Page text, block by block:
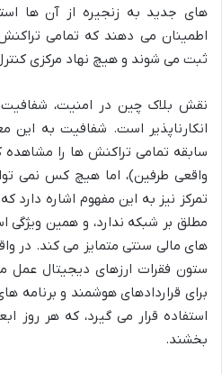
های جدید به زنجیره از آن ها
اطمینان می دهند که تمامی
ثبت می شوند و هیچ نهاد مرکزی
نقش بلاک چین در امنیت، شفافیت
انکارناپذیر است. شفافیت به
سابقه تمامی تراکنش ها را
واقعی طرفین)، اما هیچ کس نمی
تمرکز نیز به این مفهوم اشاره
مطلق بر شبکه ندارد، و همین
های مالی سنتی متمایز می کند. در
ستون فقرات ارزهای دیجیتال عمل
استفاده قرار می گیرد، که هر روز
بخشند.